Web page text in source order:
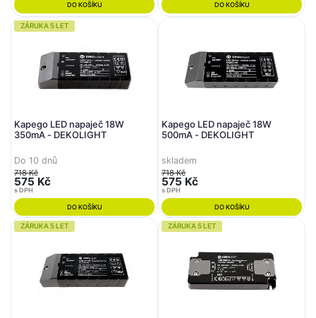
DO KOŠÍKU DO KOŠÍKU
ZÁRUKA 5 LET
Kapego LED napaječ 18W
350mA - DEKOLIGHT
Do 10 dnů
718 Kč
575 Kč
s DPH
DO KOŠÍKU
Kapego LED napaječ 18W
500mA - DEKOLIGHT
skladem
718 Kč
575 Kč
s DPH
DO KOŠÍKU
ZÁRUKA 5 LET ZÁRUKA 5 LET